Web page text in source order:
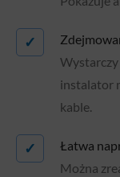
✓
instalator
kable.
✓
Łatwa
Można